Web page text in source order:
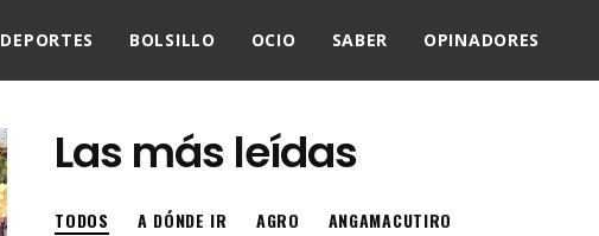
DEPORTES BOLSILLO OCIO SABER OPINADORES
Las más leídas
TODOS A DÓNDE IR AGRO
ANGAMACUTIRO